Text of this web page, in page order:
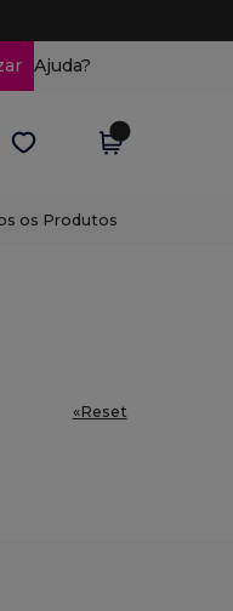
Ajuda?
os Produtos
«Reset